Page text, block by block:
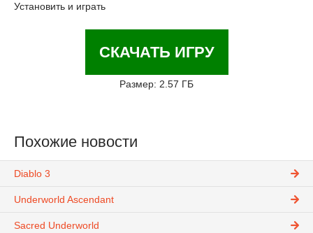
Установить и играть
СКАЧАТЬ ИГРУ
Размер: 2.57 ГБ
Похожие новости
Diablo 3
Underworld Ascendant
Sacred Underworld